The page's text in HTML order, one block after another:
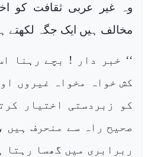
وہ غیر عربی ثقافت کو
مخالف ہیں ایک جگہ لکھتے
‘‘ خبر دار ! بچے رہنا
کش خواہ مخواہ غیروں
کو زبردستی اختیار
صحیح راہ سے منحرف ہیں
ربرابری میں گھسا رہتا ہے